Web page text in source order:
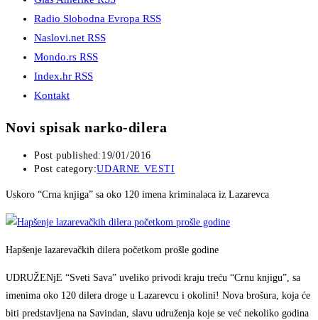
Radio Slobodna Evropa RSS
Naslovi.net RSS
Mondo.rs RSS
Index.hr RSS
Kontakt
Novi spisak narko-dilera
Post published: 19/01/2016
Post category:UDARNE VESTI
Uskoro “Crna knjiga” sa oko 120 imena kriminalaca iz Lazarevca
Hapšenje lazarevačkih dilera početkom prošle godine
UDRUŽENjE “Sveti Sava” uveliko privodi kraju treću “Crnu knjigu”, sa
imenima oko 120 dilera droge u Lazarevcu i okolini! Nova brošura, koja će
biti predstavljena na Savindan, slavu udruženja koje se već nekoliko godina